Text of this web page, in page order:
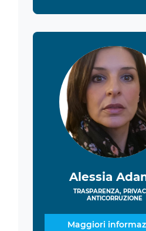
Alessia
TRASPARENZA,
ANTICORRUZIONE
Maggiori